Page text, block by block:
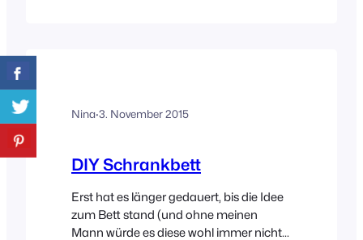
Nina·3. November 2015
DIY Schrankbett
Erst hat es länger gedauert, bis die Idee
zum Bett stand (und ohne meinen
Mann würde es diese wohl immer nicht